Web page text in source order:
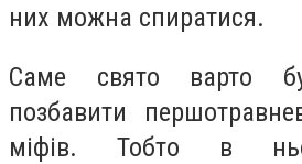
них можна спиратися.
Саме свято варто
позбавити
міфів. Тобто в